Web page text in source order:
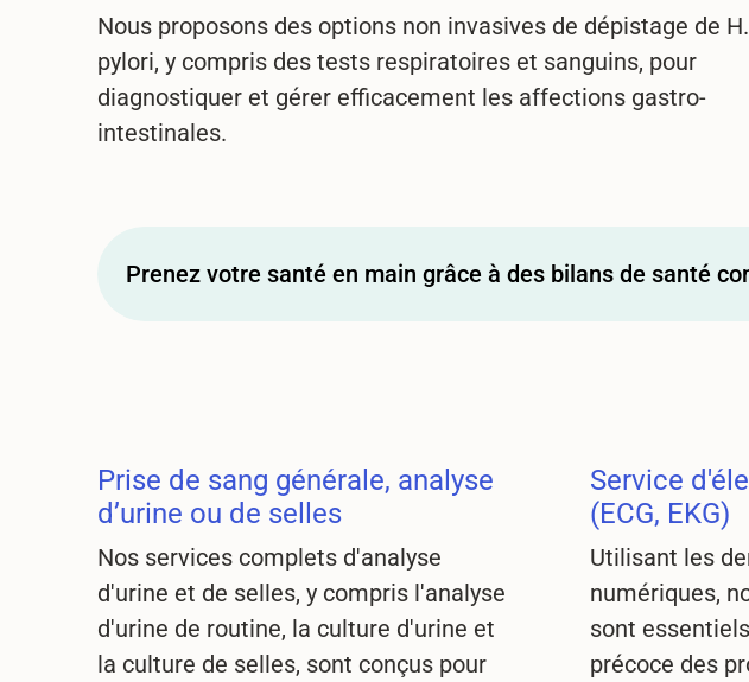
Nous proposons des options non invasives de dépistage de H.
pylori, y compris des tests respiratoires et sanguins, pour
diagnostiquer et gérer efficacement les affections gastro-
intestinales.
Prenez votre santé en main grâce à des bilans de santé
Prise de sang générale, analyse
d’urine ou de selles
Nos services complets d'analyse
d'urine et de selles, y compris l'analyse
d'urine de routine, la culture d'urine et
la culture de selles, sont conçus pour
Service
(ECG, EKG)
Utilisant les
numériques,
sont
précoce des